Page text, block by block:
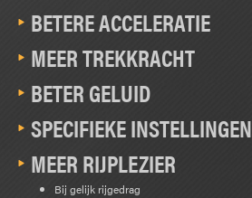
BETERE ACCELERATIE
MEER TREKKRACHT
BETER GELUID
SPECIFIEKE INSTELLINGEN
MEER RIJPLEZIER
Bij gelijk rijgedrag